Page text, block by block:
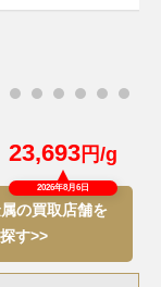
23,693円/g
2026年8月6日
の買取店舗を
探す>>